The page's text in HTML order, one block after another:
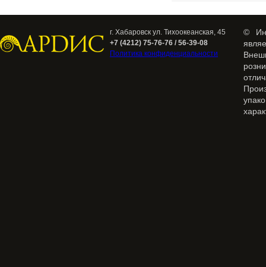
г. Хабаровск ул. Тихоокеанская, 45
+7 (4212) 75-76-76 / 56-39-08
Политика конфиденциальности
©